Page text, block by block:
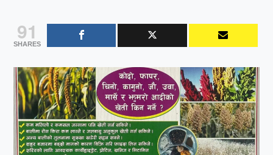
91
SHARES